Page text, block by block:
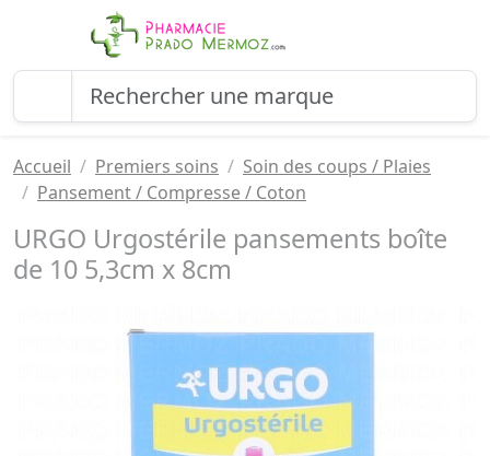
Accueil Premiers soins
Soin des coups / Plaies
Pansement / Compresse / Coton
URGO Urgostérile pansements boîte
de 10 5,3cm x 8cm